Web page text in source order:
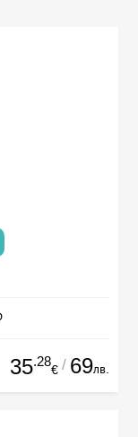
35.28
€ / 69лв.